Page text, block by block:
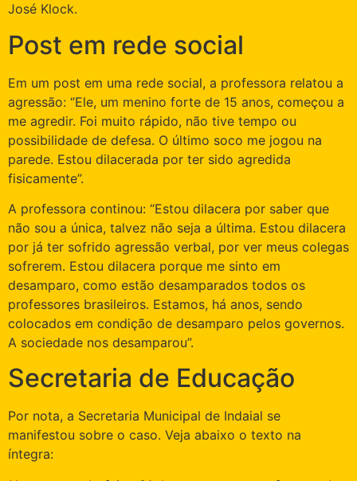
José Klock.
Post em rede social
Em um post em uma rede social, a professora relatou a
agressão: “Ele, um menino forte de 15 anos, começou a
me agredir. Foi muito rápido, não tive tempo ou
possibilidade de defesa. O último soco me jogou na
parede. Estou dilacerada por ter sido agredida
fisicamente”.
A professora continou: “Estou dilacera por saber que
não sou a única, talvez não seja a última. Estou dilacera
por já ter sofrido agressão verbal, por ver meus colegas
sofrerem. Estou dilacera porque me sinto em
desamparo, como estão desamparados todos os
professores brasileiros. Estamos, há anos, sendo
colocados em condição de desamparo pelos governos.
A sociedade nos desamparou”.
Secretaria de Educação
Por nota, a Secretaria Municipal de Indaial se
manifestou sobre o caso. Veja abaixo o texto na
íntegra: